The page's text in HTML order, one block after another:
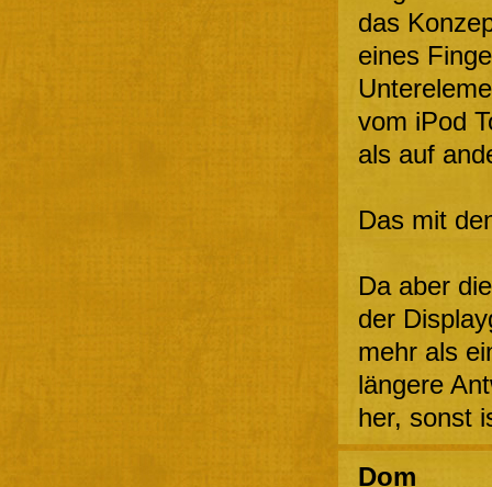
das
eines
vom iPod
als auf
Das mit
Da aber
der
mehr als
längere
her, sonst
Dom